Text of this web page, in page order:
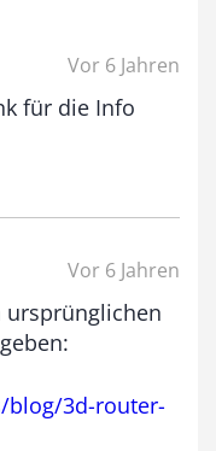
Vor 6 Jahren
für die Info
Vor 6 Jahren
ursprünglichen
blog/3d-router-